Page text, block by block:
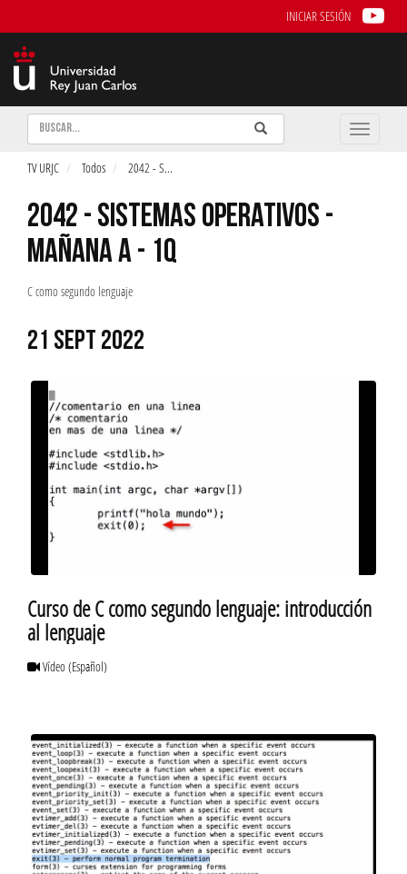
INICIAR SESIÓN
Buscar Enviar
Buscar
Toggle
TV URJC Todos 2042 - S...
2042 - SISTEMAS OPERATIVOS -
MAÑANA A - 1Q
C como segundo lenguaje
21 SEPT 2022
Curso de C como segundo lenguaje: introducción
al lenguaje
Vídeo(Español)